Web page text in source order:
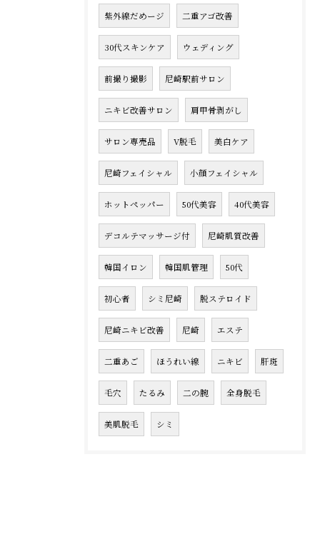
紫外線だめージ 二重アゴ改善
30代スキンケア ウェディング
前撮り撮影 尼崎駅前サロン
ニキビ改善サロン 肩甲骨剥がし
サロン専売品 V脱毛 美白ケア
尼崎フェイシャル 小顔フェイシャル
ホットペッパー 50代美容 40代美容
デコルテマッサージ付 尼崎肌質改善
韓国イロン 韓国肌管理 50代
初心者 シミ尼崎 脱ステロイド
尼崎ニキビ改善 尼崎 エステ
二重あご ほうれい線 ニキビ 肝斑
毛穴 たるみ 二の腕 全身脱毛
美肌脱毛 シミ